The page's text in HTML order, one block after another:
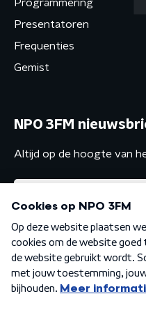
Programmering
Presentatoren
Frequenties
Gemist
NPO 3FM
Altijd op de hoogte van
Algemene voorwaarden